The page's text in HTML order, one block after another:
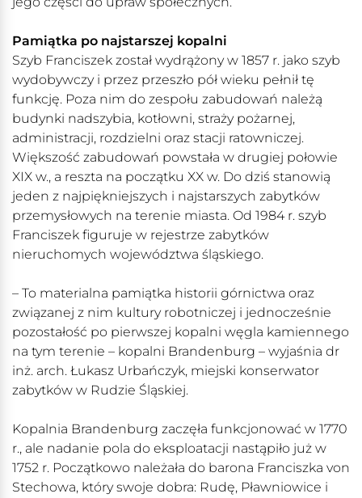
Pamiątka po najstarszej kopalni
Szyb Franciszek został wydrążony w 1857 r. jako szyb
wydobywczy i przez przeszło pół wieku pełnił tę
funkcję. Poza nim do zespołu zabudowań należą
budynki nadszybia, kotłowni, straży pożarnej,
administracji, rozdzielni oraz stacji ratowniczej.
Większość zabudowań powstała w drugiej połowie
XIX w., a reszta na początku XX w. Do dziś stanowią
jeden z najpiękniejszych i najstarszych zabytków
przemysłowych na terenie miasta. Od 1984 r. szyb
Franciszek figuruje w rejestrze zabytków
nieruchomych województwa śląskiego.
– To materialna pamiątka historii górnictwa oraz
związanej z nim kultury robotniczej i jednocześnie
pozostałość po pierwszej kopalni węgla kamiennego
na tym terenie – kopalni Brandenburg – wyjaśnia dr
inż. arch. Łukasz Urbańczyk, miejski konserwator
zabytków w Rudzie Śląskiej.
Kopalnia Brandenburg zaczęła funkcjonować w 1770
r., ale nadanie pola do eksploatacji nastąpiło już w
1752 r. Początkowo należała do barona Franciszka von
Stechowa, który swoje dobra: Rudę, Pławniowice i